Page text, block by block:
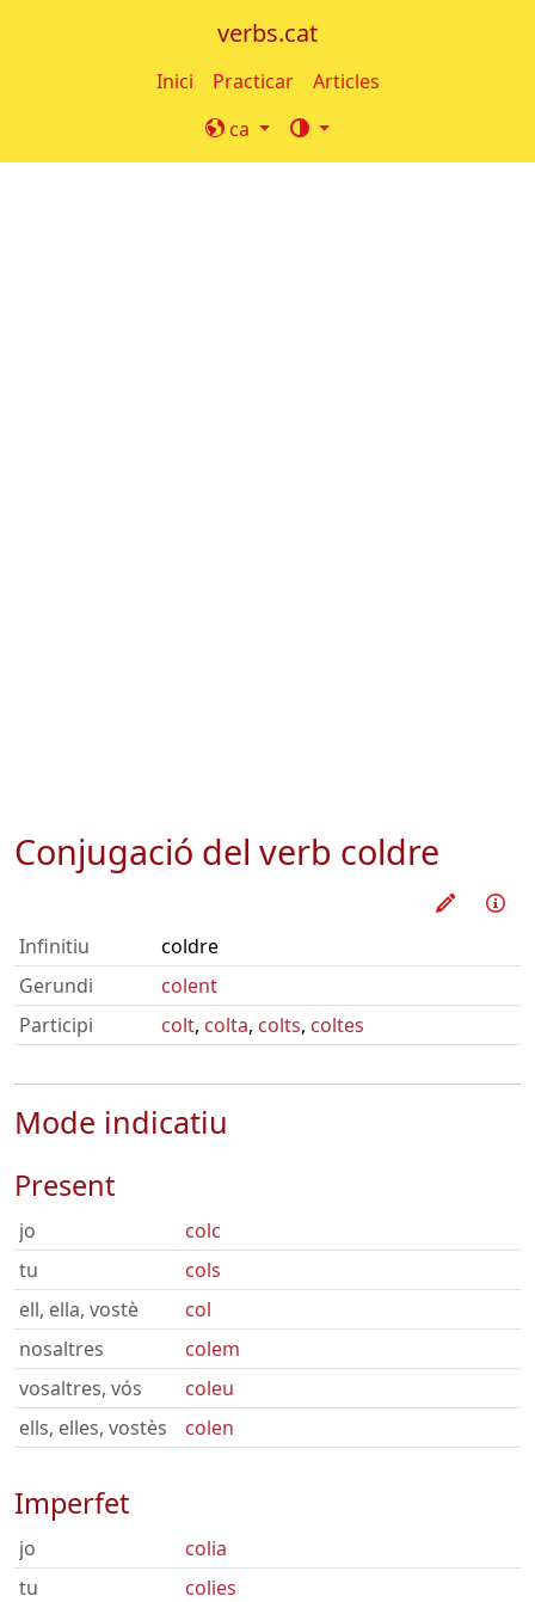
verbs.cat
Inici Practicar
Articles
ca
Conjugació del verb coldre
Infinitiu
coldre
Gerundi
colent
Participi
colt, colta, colts, coltes
Mode indicatiu
Present
jo
colc
tu
cols
ell, ella, vostè
col
nosaltres
colem
vosaltres, vós
coleu
ells, elles, vostès
colen
Imperfet
jo
colia
tu
colies